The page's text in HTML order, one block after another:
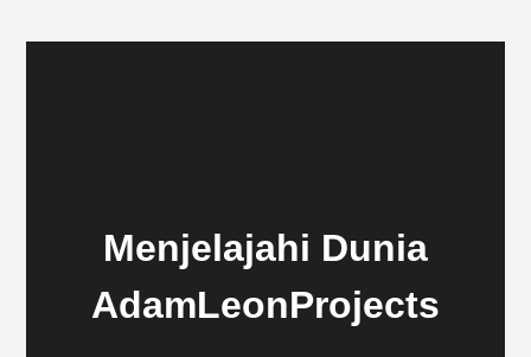
Menjelajahi Dunia
AdamLeonProjects